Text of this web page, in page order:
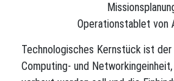
Operationstablet von
Technologisches Kernstück ist
Computing- und